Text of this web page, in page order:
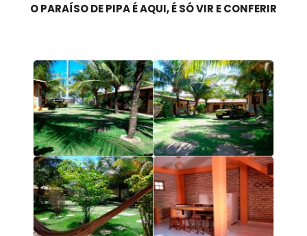
O PARAÍSO DE PIPA É AQUI, É SÓ VIR E CONFERIR